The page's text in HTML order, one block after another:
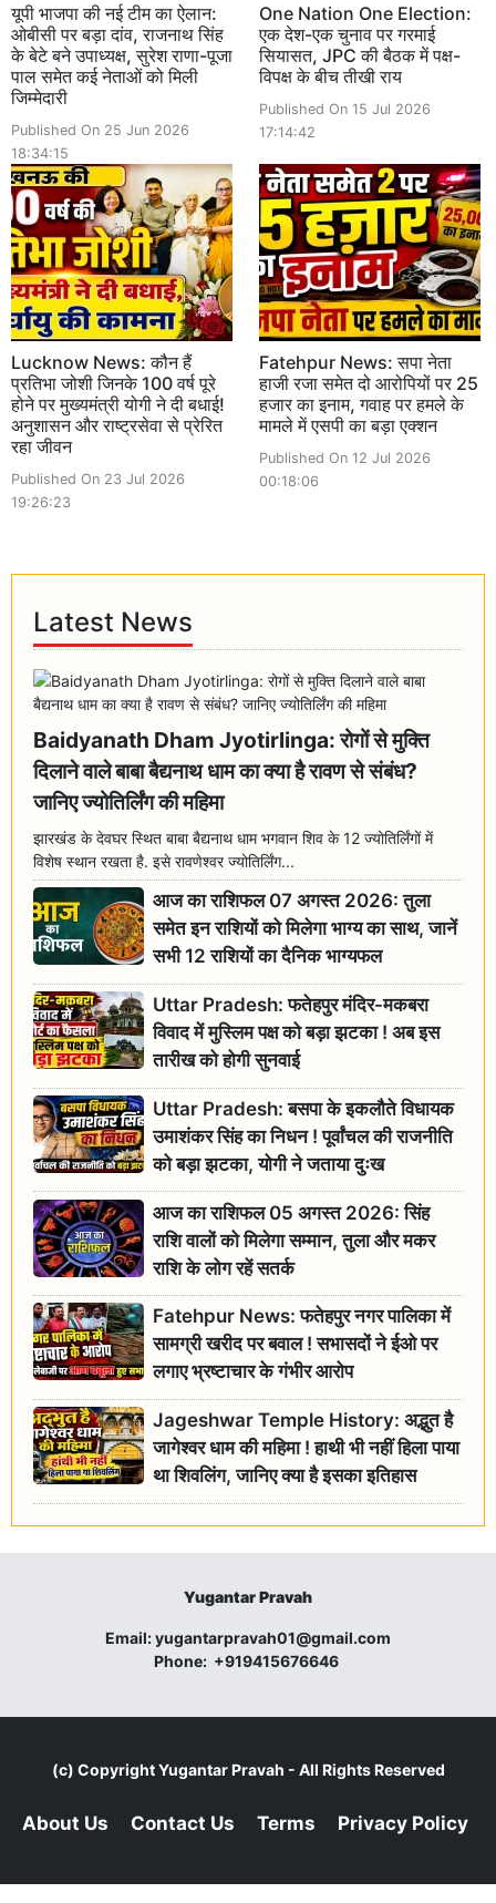
यूपी भाजपा की नई टीम का ऐलान:
ओबीसी पर बड़ा दांव, राजनाथ सिंह
के बेटे बने उपाध्यक्ष, सुरेश राणा-पूजा
पाल समेत कई नेताओं को मिली
जिम्मेदारी
Published On 25 Jun 2026
18:34:15
One Nation One Election:
एक देश-एक चुनाव पर गरमाई
सियासत, JPC की बैठक में पक्ष-
विपक्ष के बीच तीखी राय
Published On 15 Jul 2026
17:14:42
Lucknow News: कौन हैं
प्रतिभा जोशी जिनके 100 वर्ष पूरे
होने पर मुख्यमंत्री योगी ने दी बधाई!
अनुशासन और राष्ट्रसेवा से प्रेरित
रहा जीवन
Published On 23 Jul 2026
19:26:23
Fatehpur News: सपा नेता
हाजी रजा समेत दो आरोपियों पर 25
हजार का इनाम, गवाह पर हमले के
मामले में एसपी का बड़ा एक्शन
Published On 12 Jul 2026
00:18:06
Latest News
Baidyanath Dham Jyotirlinga: रोगों से मुक्ति
दिलाने वाले बाबा बैद्यनाथ धाम का क्या है रावण से संबंध?
जानिए ज्योतिर्लिंग की महिमा
झारखंड के देवघर स्थित बाबा बैद्यनाथ धाम भगवान शिव के 12 ज्योतिर्लिंगों में
विशेष स्थान रखता है. इसे रावणेश्वर ज्योतिर्लिंग...
आज का राशिफल 07 अगस्त 2026: तुला
समेत इन राशियों को मिलेगा भाग्य का साथ, जानें
सभी 12 राशियों का दैनिक भाग्यफल
Uttar Pradesh: फतेहपुर मंदिर-मकबरा
विवाद में मुस्लिम पक्ष को बड़ा झटका ! अब इस
तारीख को होगी सुनवाई
Uttar Pradesh: बसपा के इकलौते विधायक
उमाशंकर सिंह का निधन ! पूर्वांचल की राजनीति
को बड़ा झटका, योगी ने जताया दुःख
आज का राशिफल 05 अगस्त 2026: सिंह
राशि वालों को मिलेगा सम्मान, तुला और मकर
राशि के लोग रहें सतर्क
Fatehpur News: फतेहपुर नगर पालिका में
सामग्री खरीद पर बवाल ! सभासदों ने ईओ पर
लगाए भ्रष्टाचार के गंभीर आरोप
Jageshwar Temple History: अद्भुत है
जागेश्वर धाम की महिमा ! हाथी भी नहीं हिला पाया
था शिवलिंग, जानिए क्या है इसका इतिहास
Yugantar Pravah
Email:yugantarpravah01@gmail.com
Phone: +919415676646
(c) CopyrightYugantar Pravah - All Rights Reserved
About Us Contact Us Terms Privacy Policy